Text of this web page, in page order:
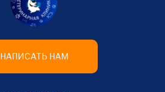
НАПИСАТЬ НАМ